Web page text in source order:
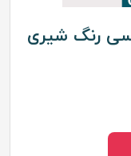
رنگ شیری